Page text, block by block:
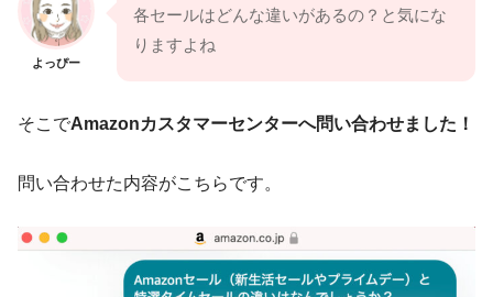
よっぴー
各セールはどんな違いがあるの？と気にな
りますよね
そこでAmazonカスタマーセンターへ問い合わせました！
問い合わせた内容がこちらです。